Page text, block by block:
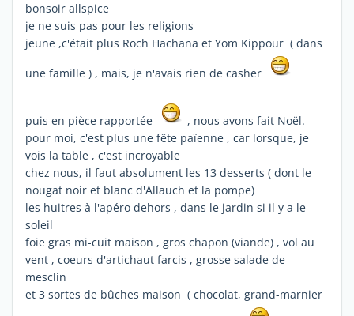
bonsoir allspice
je ne suis pas pour les religions
jeune ,c'était plus Roch Hachana et Yom Kippour ( dans
une famille ) , mais, je n'avais rien de casher
puis en pièce rapportée
, nous avons fait Noël.
pour moi, c'est plus une fête païenne , car lorsque, je
vois la table , c'est incroyable
chez nous, il faut absolument les 13 desserts ( dont le
nougat noir et blanc d'Allauch et la pompe)
les huitres à l'apéro dehors , dans le jardin si il y a le
soleil
foie gras mi-cuit maison , gros chapon (viande) , vol au
vent , coeurs d'artichaut farcis , grosse salade de
mesclin
et 3 sortes de bûches maison ( chocolat, grand-marnier